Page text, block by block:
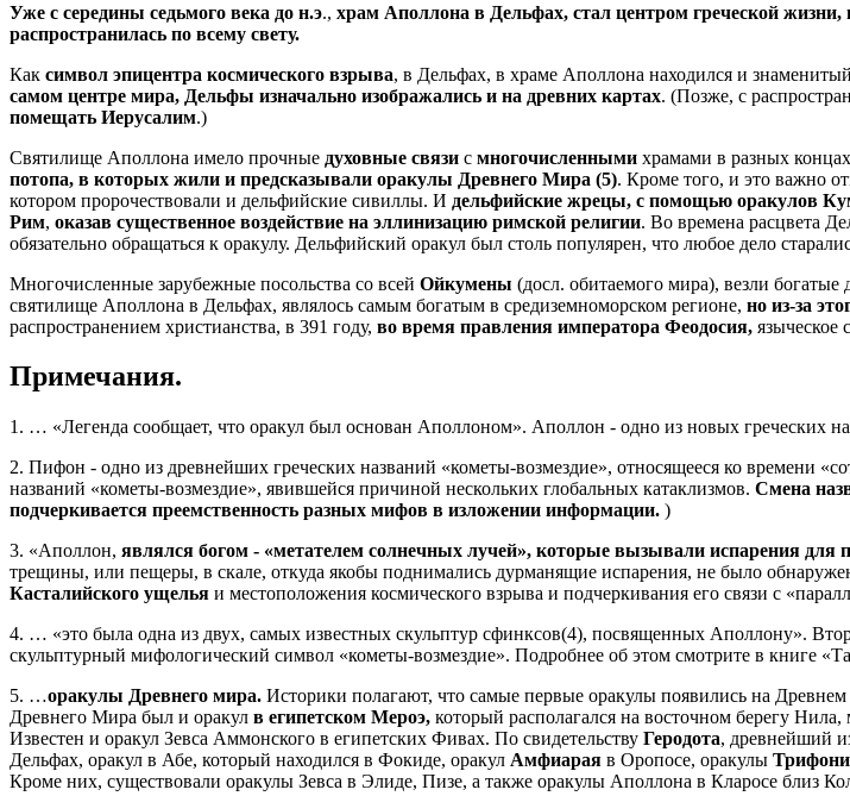
Уже с середины седьмого века до н.э., храм Аполлона в Дельфах, стал центром греческой
распространилась по всему свету.
Как символ эпицентра космического взрыва, в Дельфах, в xpаме Аполлона находился и знаменитый
самом центре мира, Дельфы изначально изображались и на древних картах. (Позже, с
помещать Иерусалим.)
Святилище Аполлона имело прочные духовные связи с многочисленными храмами в разных
потопа, в которых жили и предсказывали оракулы Древнего Мира (5). Кроме того, и это важно
котором пророчествовали и дельфийские сивиллы. И дельфийские жрецы, с помощью оракулов
Рим, оказав существенное воздействие на эллинизацию римской религии. Во времена расцвета
обязательно обращаться к оракулу. Дельфийский оракул был столь популярен, что любое дело
Многочисленные зарубежные посольства со всей Ойкумены (досл. обитаемого мира), везли богатые
святилище Аполлона в Дельфах, являлось самым богатым в средиземноморском регионе, но из-за
распространением христианства, в 391 году, во время правления императора Феодосия, языческое
Примечания.
1. … «Легенда сообщает, что оракул был основан Аполлоном». Аполлон - одно из новых греческих
2. Пифон - одно из древнейших греческих названий «кометы-возмездие», относящееся ко времени
названий «кометы-возмездие», явившейся причиной нескольких глобальных катаклизмов. Смена
подчеркивается преемственность разных мифов в изложении информации. )
3. «Аполлон, являлся богом - «метателем солнечных лучей», которые вызывали испарения для
трещины, или пещеры, в скале, откуда якобы поднимались дурманящие испарения, не было
Касталийского ущелья и местоположения космического взрыва и подчеркивания его связи с
4. … «это была одна из двух, самых известных скульптур сфинксов(4), посвященных Аполлону».
скульптурный мифологический символ «кометы-возмездие». Подробнее об этом смотрите в книге
5. …оракулы Древнего мира. Историки полагают, что самые первые оракулы появились на
Древнего Мира был и оракул в египетском Мероэ, который располагался на восточном берегу
Известен и оракул Зевса Аммонского в египетских Фивах. По свидетельству Геродота, древнейший
Дельфах, оракул в Абе, который находился в Фокиде, оракул Амфиарая в Оропосе, оракулы
Кроме них, существовали оракулы Зевса в Элиде, Пизе, а также оракулы Аполлона в Кларосе близ